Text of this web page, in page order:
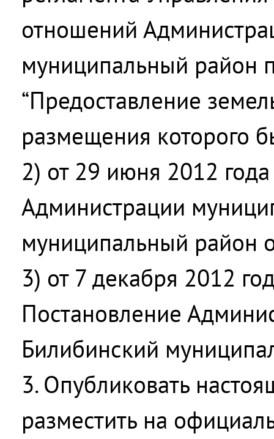
отношений
муниципальный район
“Предоставление
размещения которого
2) от 29 июня 2012
Администрации
муниципальный район
3) от 7 декабря 2012
Постановление
Билибинский
3. Опубликовать
разместить на